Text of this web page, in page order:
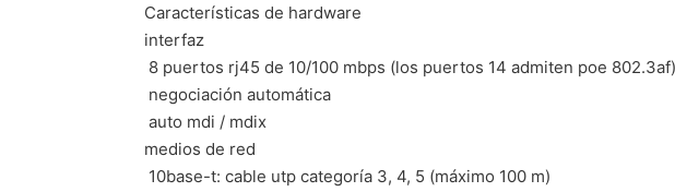
Características de hardware
interfaz
 8 puertos rj45 de 10/100 mbps (los puertos 14 admiten poe 802.3af)
 negociación automática
 auto mdi / mdix
medios de red
 10base-t: cable utp categoría 3, 4, 5 (máximo 100 m)